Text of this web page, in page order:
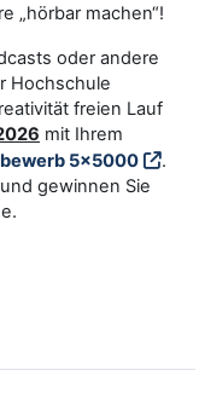
„hörbar machen“!
oder andere
Hochschule
freien Lauf
mit Ihrem
5x5000
.
gewinnen Sie